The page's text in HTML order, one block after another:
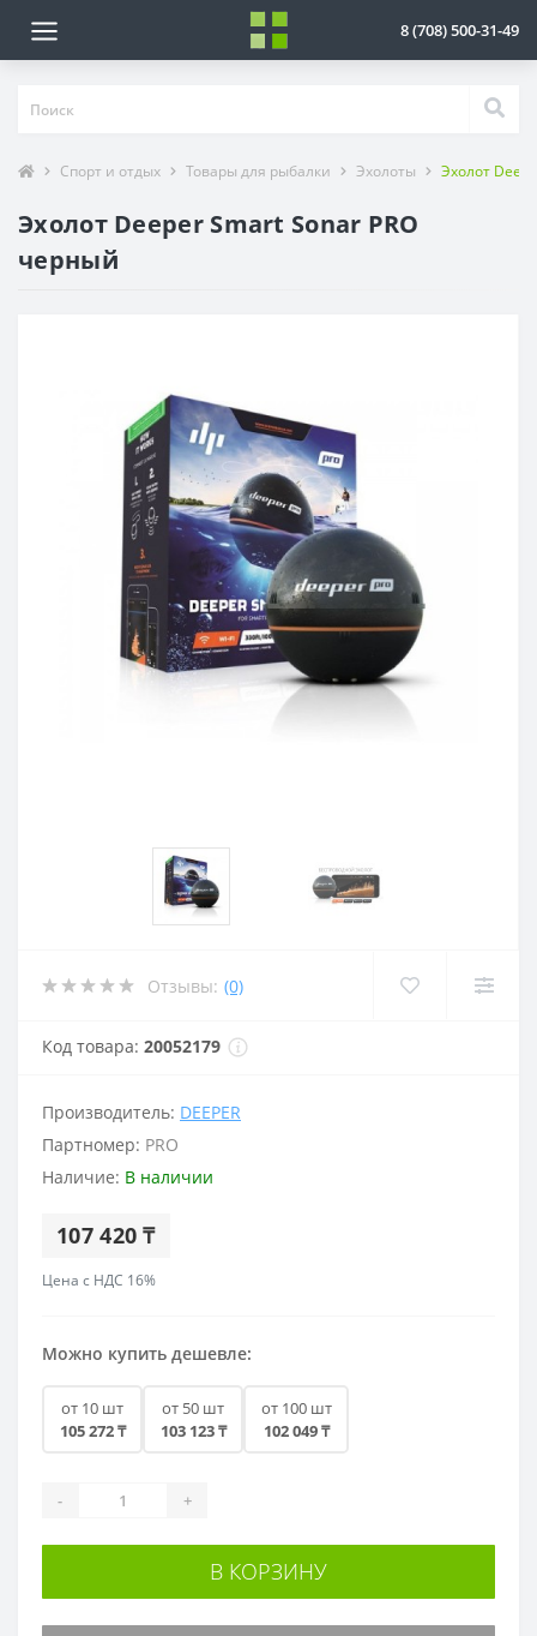
8 (708) 500-31-49
Спорт и отдых Товары для рыбалки Эхолоты Эхолот
Эхолот Deeper Smart Sonar PRO
черный
Отзывы: (0)
Код товара: 20052179
Производитель: DEEPER
Партномер: PRO
Наличие: В наличии
107 420 ₸
Цена с НДС 16%
Можно купить дешевле:
от 10 шт
105 272 ₸
от 50 шт
103 123 ₸
от 100 шт
102 049 ₸
- +
В КОРЗИНУ